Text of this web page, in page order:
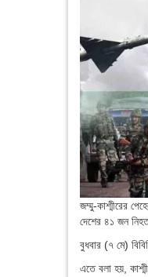
জম্মু-কাশ্মীরের
দেশের ৪১ জন
বুধবার (৭ মে)
এতে বলা হয়,